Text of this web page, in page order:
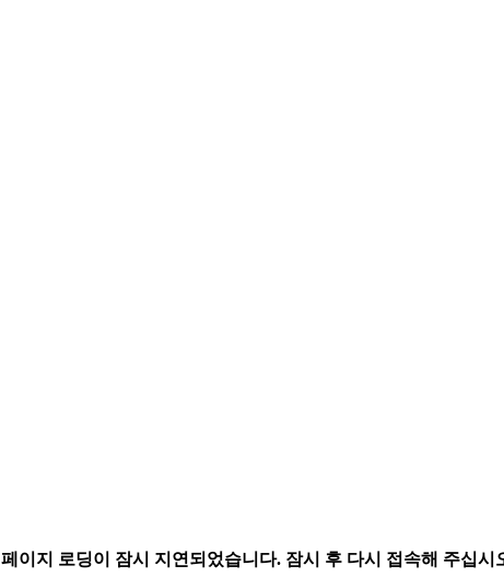
페이지 로딩이 잠시 지연되었습니다. 잠시 후 다시 접속해 주십시